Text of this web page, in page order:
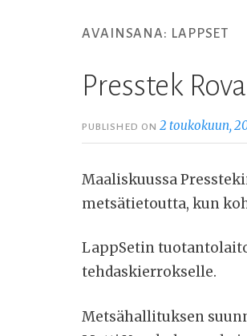
AVAINSANA: LAPPSET
Presstek
PUBLISHED ON2 toukokuun,
Maaliskuussa
metsätietoutta, kun
LappSetin
tehdaskierrokselle.
Metsähallituksen